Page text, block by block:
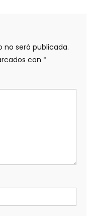
no será publicada.
con *